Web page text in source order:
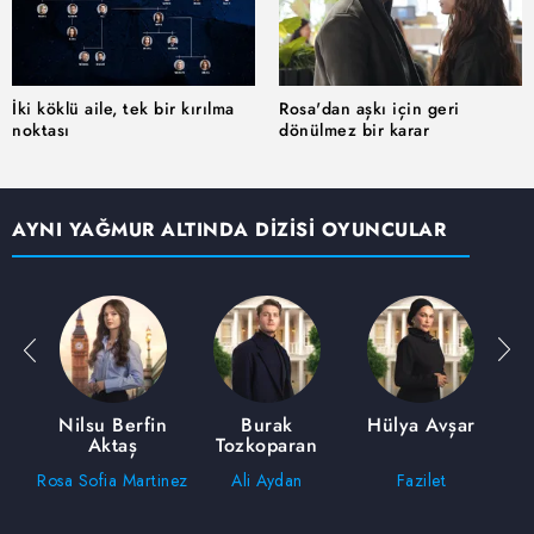
reklam/pazarlama faaliyetlerinin yapılması, amaçlarıyla
sınırlı olarak açık rızanız dahilinde kullanılacaktır.
Çerezlere ilişkin tercihlerinizi aşağıda yer alan panel
vasıtasıyla belirleyebilirsiniz. Çerezlere ilişkin detaylı bilgi
Metnimiziziyaret edebilirsiniz.
ilgili mevzuata uygun olarak kullanılan çerezlerle ilgili bilgi
almak için lütfentıklayınız.
İki köklü aile, tek bir kırılma
noktası
Rosa'dan aşkı için geri
dönülmez bir karar
AYNI YAĞMUR ALTINDA DİZİSİ OYUNCULAR
Nilsu Berfin
Aktaş
Rosa Sofia Martinez
Burak
Tozkoparan
Ali Aydan
Hülya Avşar
Fazilet